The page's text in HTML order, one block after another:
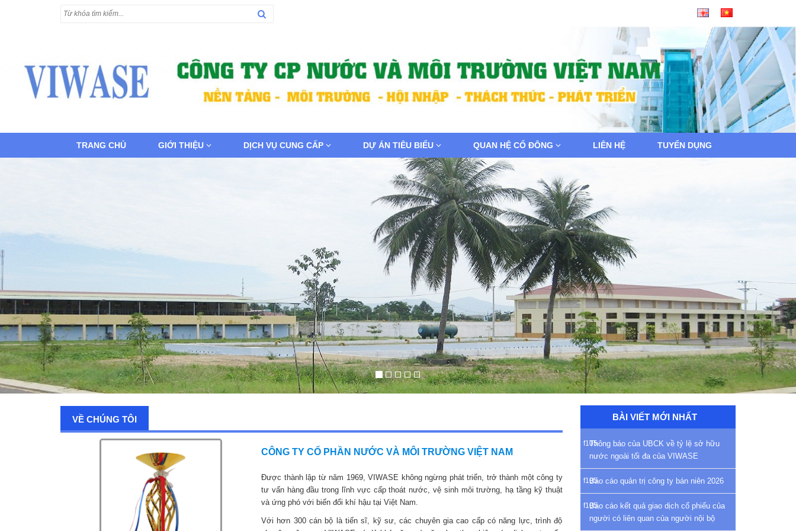
TRANG CHỦ GIỚI THIỆU DỊCH VỤ CUNG CẤP DỰ ÁN TIÊU BIỂU QUAN HỆ CỔ ĐÔNG LIÊN HỆ TUYỂN DỤNG
VỀ CHÚNG TÔI
CÔNG TY CỔ PHẦN NƯỚC VÀ MÔI TRƯỜNG VIỆT NAM
Được thành lập từ năm 1969, VIWASE không ngừng phát triển, trở thành một công ty
tư vấn hàng đầu trong lĩnh vực cấp thoát nước, vệ sinh môi trường, hạ tầng kỹ thuật
và ứng phó với biến đổi khí hậu tại Việt Nam.
Với hơn 300 cán bộ là tiến sĩ, kỹ sư, các chuyên gia cao cấp có năng lực, trình độ
BÀI VIẾT MỚI NHẤT
Thông báo của UBCK về tỷ lệ sở hữu
nước ngoài tối đa của VIWASE
Báo cáo quản trị công ty bán niên 2026
Báo cáo kết quả giao dịch cổ phiếu của
người có liên quan của người nội bộ